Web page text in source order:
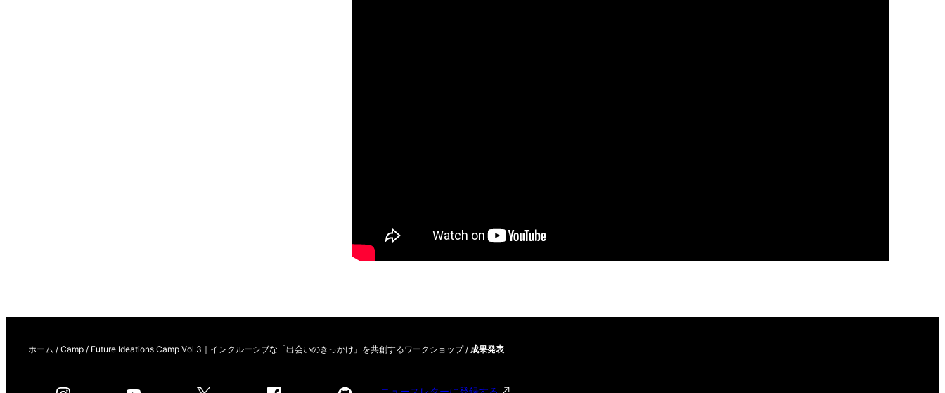
ホーム / Camp / Future Ideations Camp Vol.3｜インクルーシブな「出会いのきっかけ」を共創するワークショップ/ 成果発表